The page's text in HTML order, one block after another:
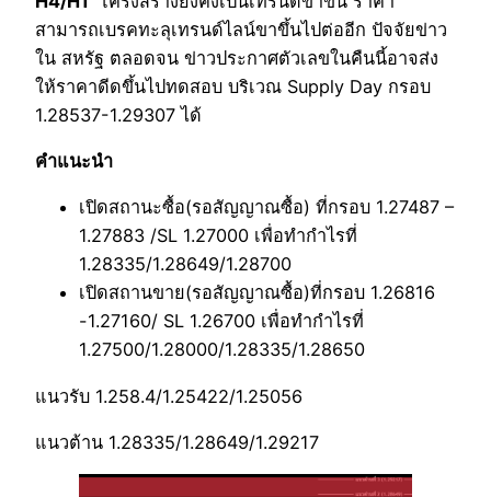
สามารถเบรคทะลุเทรนด์ไลน์ขาขึ้นไปต่ออีก ปัจจัยข่าว
ใน สหรัฐ ตลอดจน ข่าวประกาศตัวเลขในคืนนี้อาจส่ง
ให้ราคาดีดขึ้นไปทดสอบ บริเวณ Supply Day กรอบ
1.28537-1.29307 ได้
คำแนะนำ
เปิดสถานะซื้อ(รอสัญญาณซื้อ) ที่กรอบ 1.27487 –
1.27883 /SL 1.27000 เพื่อทำกำไรที่
1.28335/1.28649/1.28700
เปิดสถานขาย(รอสัญญาณซื้อ)ที่กรอบ 1.26816
-1.27160/ SL 1.26700 เพื่อทำกำไรที่
1.27500/1.28000/1.28335/1.28650
แนวรับ 1.258.4/1.25422/1.25056
แนวต้าน 1.28335/1.28649/1.29217